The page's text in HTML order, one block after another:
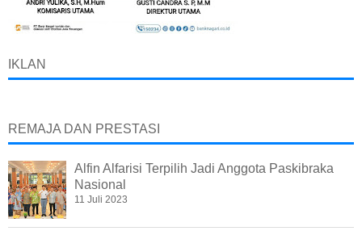
IKLAN
REMAJA DAN PRESTASI
Alfin Alfarisi Terpilih Jadi Anggota Paskibraka
Nasional
11 Juli 2023